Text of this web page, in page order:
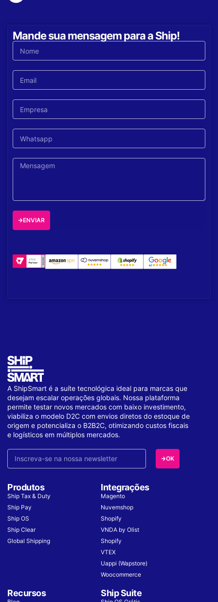
Mande sua mensagem para a Ship!
ENVIAR
A ShipSmart é a suíte tecnológica ideal para marcas que
desejam escalar operações globais. Nossa plataforma
permite testar novos mercados com baixo investimento,
viabiliza o modelo D2C com envios diretos do estoque de
origem e potencializa o B2B2C, otimizando custos fiscais
e logísticos em múltiplos mercados.
OK
Produtos
Ship Tax & Duty
Ship Pay
Ship OS
Ship Clear
Global Shipping
Integrações
Magento
Nuvemshop
Shopify
VNDA by Olist
Shopify
VTEX
Uappi (Wapstore)
Woocommerce
Recursos Ship Suite